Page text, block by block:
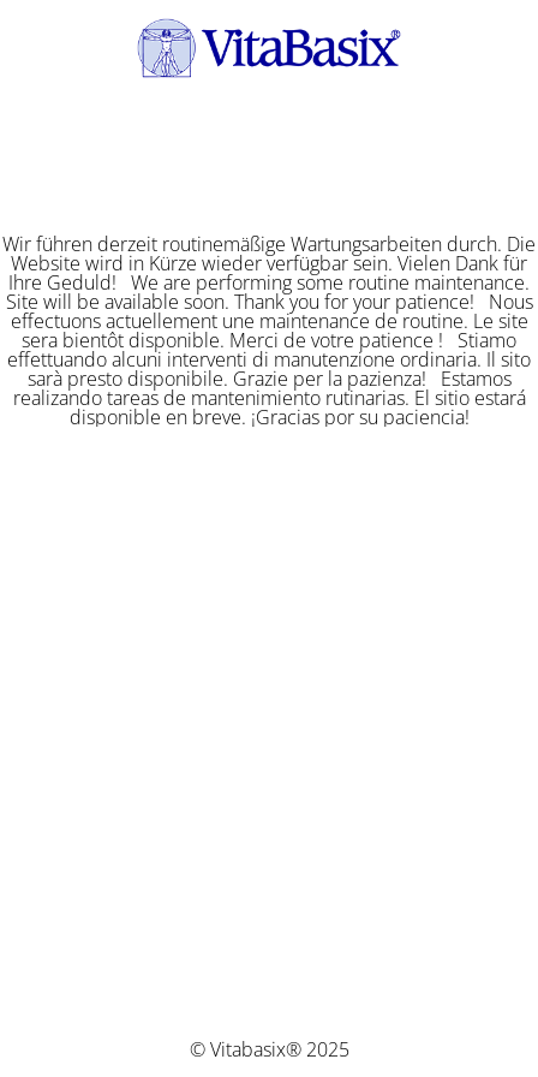
Wir führen derzeit routinemäßige Wartungsarbeiten durch. Die
Website wird in Kürze wieder verfügbar sein. Vielen Dank für
Ihre Geduld! We are performing some routine maintenance.
Site will be available soon. Thank you for your patience! Nous
effectuons actuellement une maintenance de routine. Le site
sera bientôt disponible. Merci de votre patience ! Stiamo
effettuando alcuni interventi di manutenzione ordinaria. Il sito
sarà presto disponibile. Grazie per la pazienza! Estamos
realizando tareas de mantenimiento rutinarias. El sitio estará
disponible en breve. ¡Gracias por su paciencia!
© Vitabasix® 2025